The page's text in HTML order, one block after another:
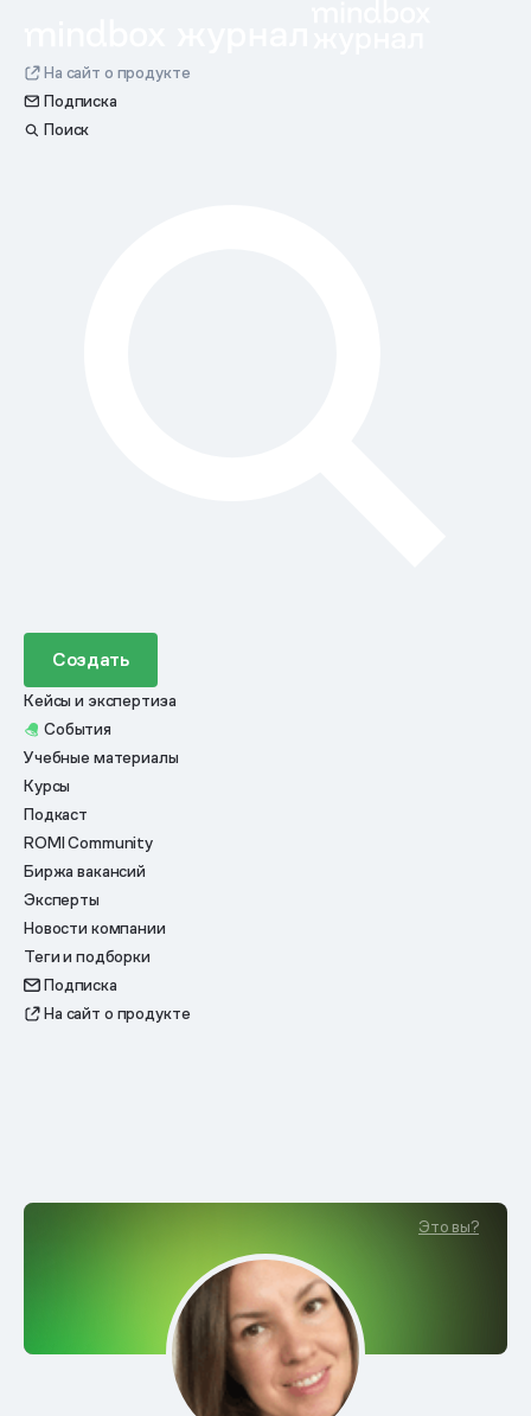
На сайт о продукте
Подписка
Поиск
Создать
Кейсы и экспертиза
События
Учебные материалы
Курсы
Подкаст
ROMI Community
Биржа вакансий
Эксперты
Новости компании
Теги и подборки
Подписка
На сайт о продукте
Это вы?